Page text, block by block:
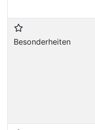
Besonderheiten